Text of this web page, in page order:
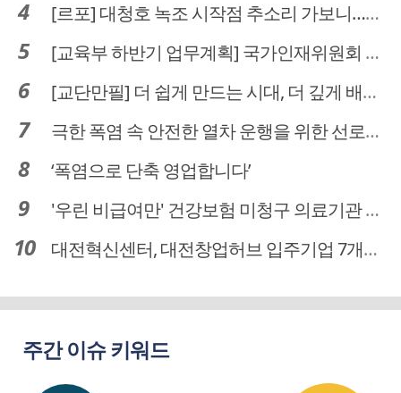
[르포] 대청호 녹조 시작점 추소리 가보니…걷어내도 짙은 초록빛
[교육부 하반기 업무계획] 국가인재위원회 신설… 거점국립대 3곳 성장엔진·AI 분야 패키지 지원
[교단만필] 더 쉽게 만드는 시대, 더 깊게 배우는 교육
극한 폭염 속 안전한 열차 운행을 위한 선로관리
‘폭염으로 단축 영업합니다’
'우린 비급여만' 건강보험 미청구 의료기관 대전 65곳 충남 31곳
대전혁신센터, 대전창업허브 입주기업 7개사 모집
주간 이슈 키워드